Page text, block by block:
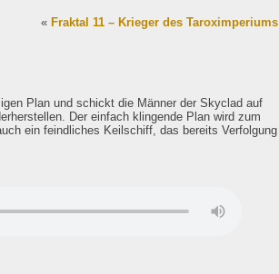
« Fraktal 11 – Krieger des Taroximperiums
Plan und schickt die Männer der Skyclad auf
Der einfach klingende Plan wird zum
ein feindliches Keilschiff, das bereits Verfolgung